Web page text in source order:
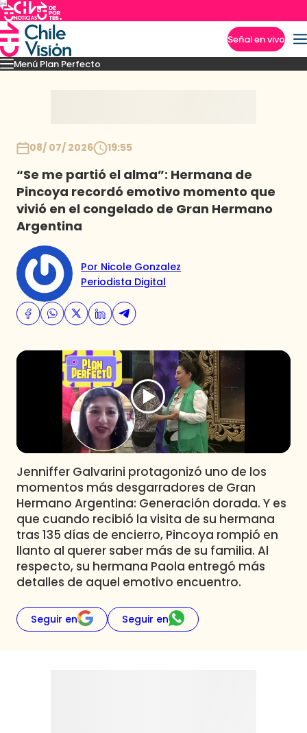
Señal en vivo
Menú Plan Perfecto
Momentos Capítulos Novedades
08/ 07/ 2026 19:55
“Se me partió el alma”: Hermana de
Pincoya recordó emotivo momento que
vivió en el congelado de Gran Hermano
Argentina
Por Nicole Gonzalez
Periodista Digital
Jenniffer Galvarini protagonizó uno de los
momentos más desgarradores de Gran
Hermano Argentina: Generación dorada. Y es
que cuando recibió la visita de su hermana
tras 135 días de encierro, Pincoya rompió en
llanto al querer saber más de su familia. Al
respecto, su hermana Paola entregó más
detalles de aquel emotivo encuentro.
Seguir en Seguir en
Imperdibles
Programas
Contigo en Directo
Plan Perfecto
El Tiempo
Sabingo
Todos Los Programas